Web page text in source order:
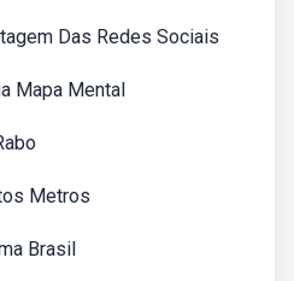
Das Redes Sociais
Mapa Mental
Metros
Brasil